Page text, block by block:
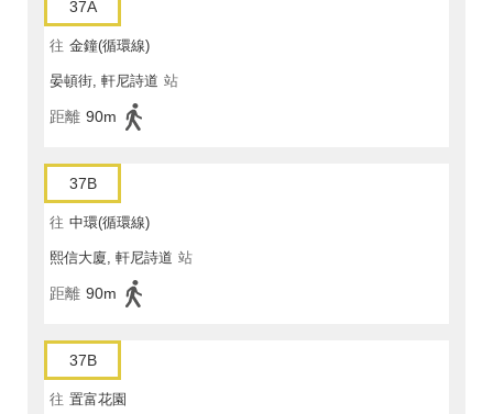
37A
往 金鐘(循環線)
晏頓街, 軒尼詩道 站
距離 90m
37B
往 中環(循環線)
熙信大廈, 軒尼詩道 站
距離 90m
37B
往 置富花園